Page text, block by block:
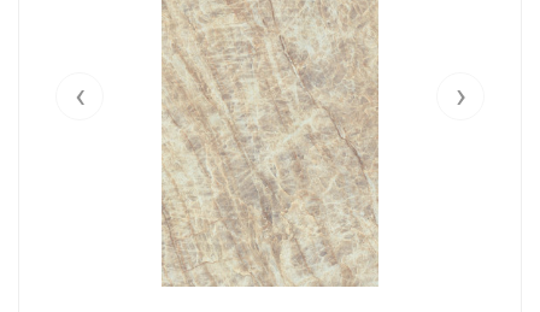
‹ ›